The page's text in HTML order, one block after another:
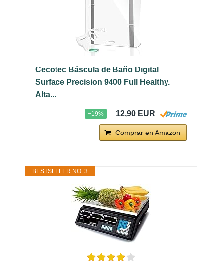
Cecotec Báscula de Baño Digital
Surface Precision 9400 Full Healthy.
Alta...
−19% 12,90 EUR
Comprar en Amazon
BESTSELLER NO. 3